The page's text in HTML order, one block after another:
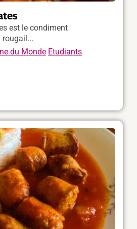
est le condiment
rougail...
du Monde Etudiants